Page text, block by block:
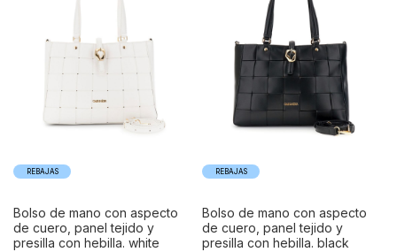
REBAJAS
bolso de mano con aspecto
de cuero, panel tejido y
presilla con hebilla. white
REBAJAS
bolso de mano con aspecto
de cuero, panel tejido y
presilla con hebilla. black